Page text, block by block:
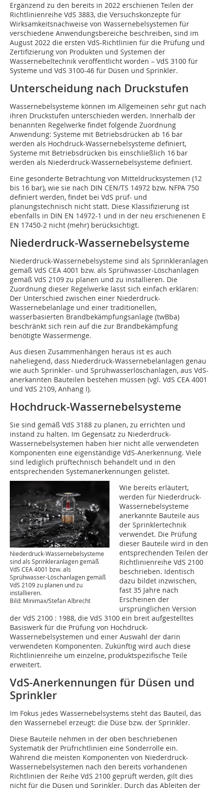
Ergänzend zu den bereits in 2022 erschienen Teilen der
Richtlinienreihe VdS 3883, die Versuchskonzepte für
Wirksamkeitsnachweise von Wassernebelsystemen für
verschiedene Anwendungsbereiche beschreiben, sind im
August 2022 die ersten VdS-Richtlinien für die Prüfung und
Zertifizierung von Produkten und Systemen der
Wassernebeltechnik veröffentlicht worden – VdS 3100 für
Systeme und VdS 3100-46 für Düsen und Sprinkler.
Unterscheidung nach Druckstufen
Wassernebelsysteme können im Allgemeinen sehr gut nach
ihren Druckstufen unterschieden werden. Innerhalb der
benannten Regelwerke findet folgende Zuordnung
Anwendung: Systeme mit Betriebsdrücken ab 16 bar
werden als Hochdruck-Wassernebelsysteme definiert,
Systeme mit Betriebsdrücken bis einschließlich 16 bar
werden als Niederdruck-Wassernebelsysteme definiert.
Eine gesonderte Betrachtung von Mitteldrucksystemen (12
bis 16 bar), wie sie nach DIN CEN/TS 14972 bzw. NFPA 750
definiert werden, findet bei VdS prüf- und
planungstechnisch nicht statt. Diese Klassifizierung ist
ebenfalls in DIN EN 14972-1 und in der neu erschienenen E
EN 17450-2 nicht (mehr) berücksichtigt.
Niederdruck-Wassernebelsysteme
Niederdruck-Wassernebelsysteme sind als Sprinkleranlagen
gemäß VdS CEA 4001 bzw. als Sprühwasser-Löschanlagen
gemäß VdS 2109 zu planen und zu installieren. Die
Zuordnung dieser Regelwerke lässt sich einfach erklären:
Der Unterschied zwischen einer Niederdruck-
Wassernebelanlage und einer traditionellen,
wasserbasierten Brandbekämpfungsanlage (twBba)
beschränkt sich rein auf die zur Brandbekämpfung
benötigte Wassermenge.
Aus diesen Zusammenhängen heraus ist es auch
naheliegend, dass Niederdruck-Wassernebelanlagen genau
wie auch Sprinkler- und Sprühwasserlöschanlagen, aus VdS-
anerkannten Bauteilen bestehen müssen (vgl. VdS CEA 4001
und VdS 2109, Anhang I).
Hochdruck-Wassernebelsysteme
Sie sind gemäß VdS 3188 zu planen, zu errichten und
instand zu halten. Im Gegensatz zu Niederdruck-
Wassernebelsystemen haben hier nicht alle verwendeten
Komponenten eine eigenständige VdS-Anerkennung. Viele
sind lediglich prüftechnisch behandelt und in den
entsprechenden Systemanerkennungen gelistet.
Niederdruck-Wassernebelsysteme
sind als Sprinkleranlagen gemäß
VdS CEA 4001 bzw. als
Sprühwasser-Löschanlagen gemäß
VdS 2109 zu planen und zu
installieren.
Bild: Minimax/Stefan Albrecht
Wie bereits erläutert,
werden für Niederdruck-
Wassernebelsysteme
anerkannte Bauteile aus
der Sprinklertechnik
verwendet. Die Prüfung
dieser Bauteile wird in den
entsprechenden Teilen der
Richtlinienreihe VdS 2100
beschrieben. Identisch
dazu bildet inzwischen,
fast 35 Jahre nach
Erscheinen der
ursprünglichen Version
der VdS 2100 : 1988, die VdS 3100 ein breit aufgestelltes
Basiswerk für die Prüfung von Hochdruck-
Wassernebelsystemen und einer Auswahl der darin
verwendeten Komponenten. Zukünftig wird auch diese
Richtlinienreihe um einzelne, produktspezifische Teile
erweitert.
VdS-Anerkennungen für Düsen und
Sprinkler
Im Fokus jedes Wassernebelsystems steht das Bauteil, das
den Wassernebel erzeugt: die Düse bzw. der Sprinkler.
Diese Bauteile nehmen in der oben beschriebenen
Systematik der Prüfrichtlinien eine Sonderrolle ein.
Während die meisten Komponenten von Niederdruck-
Wassernebelsystemen nach den bereits vorhandenen
Richtlinien der Reihe VdS 2100 geprüft werden, gilt dies
nicht für die Düsen und Sprinkler. Durch das Ableiten der